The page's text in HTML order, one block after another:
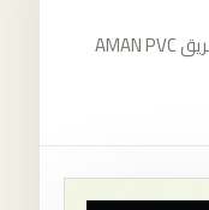
سيتم مراجعة رسالتك والرد عليك من خلال فريق AMAN PVC